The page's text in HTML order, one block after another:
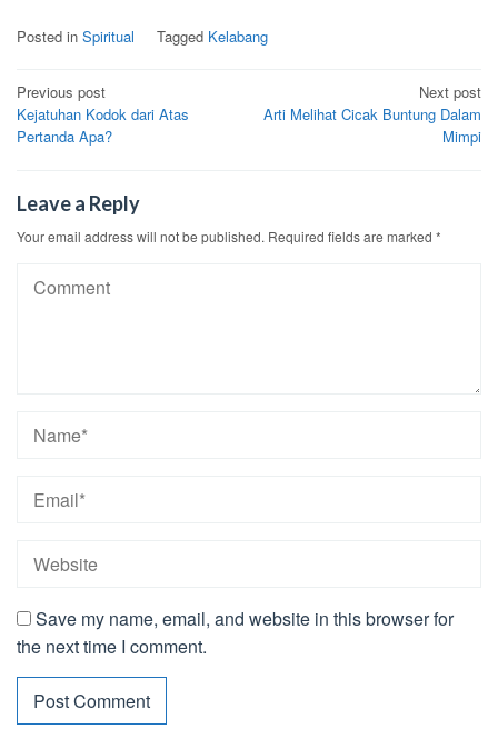
Posted in Spiritual Tagged Kelabang
Post
navigation
Previous post
Kejatuhan Kodok dari Atas
Pertanda Apa?
Next post
Arti Melihat Cicak Buntung Dalam
Mimpi
Leave a Reply
Your email address will not be published. Required fields are marked *
Save my name, email, and website in this browser for
the next time I comment.